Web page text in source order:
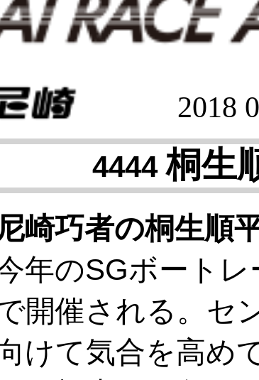
2018
4444桐生
崎巧者の桐生順
年のSGボート
開催される。セ
けて気合を高め